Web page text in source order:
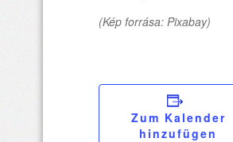
(Kép forrása: Pixabay)
Zum Kalender
hinzufügen